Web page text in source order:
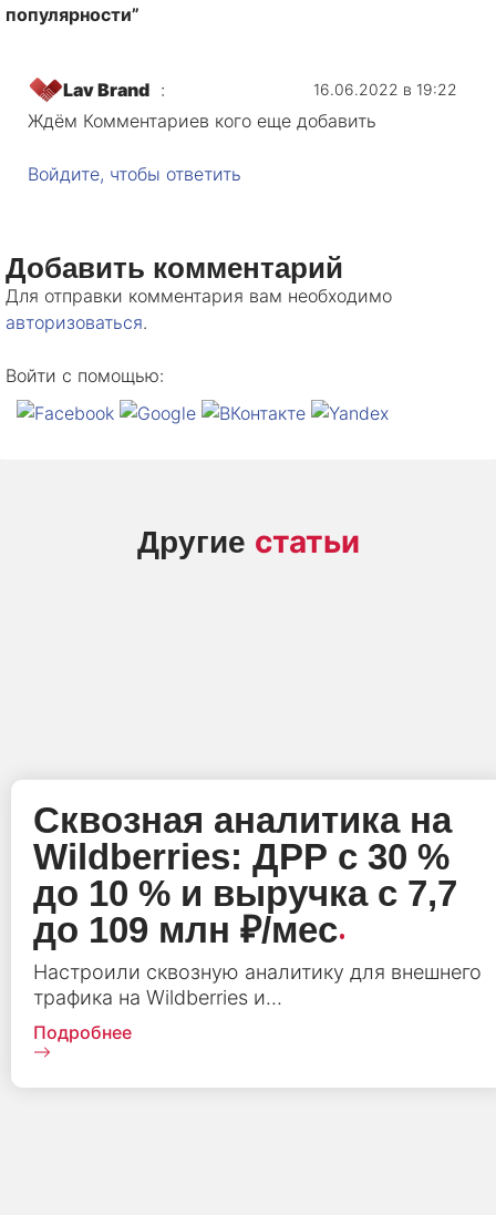
популярности”
Lav Brand : 16.06.2022 в 19:22
Ждём Комментариев кого еще добавить
Войдите, чтобы ответить
Добавить комментарий
Для отправки комментария вам необходимо
авторизоваться.
Войти с помощью:
Другие статьи
Сквозная аналитика на
Wildberries: ДРР с 30 %
до 10 % и выручка с 7,7
до 109 млн ₽/мес.
Настроили сквозную аналитику для внешнего
трафика на Wildberries и...
Подробнее